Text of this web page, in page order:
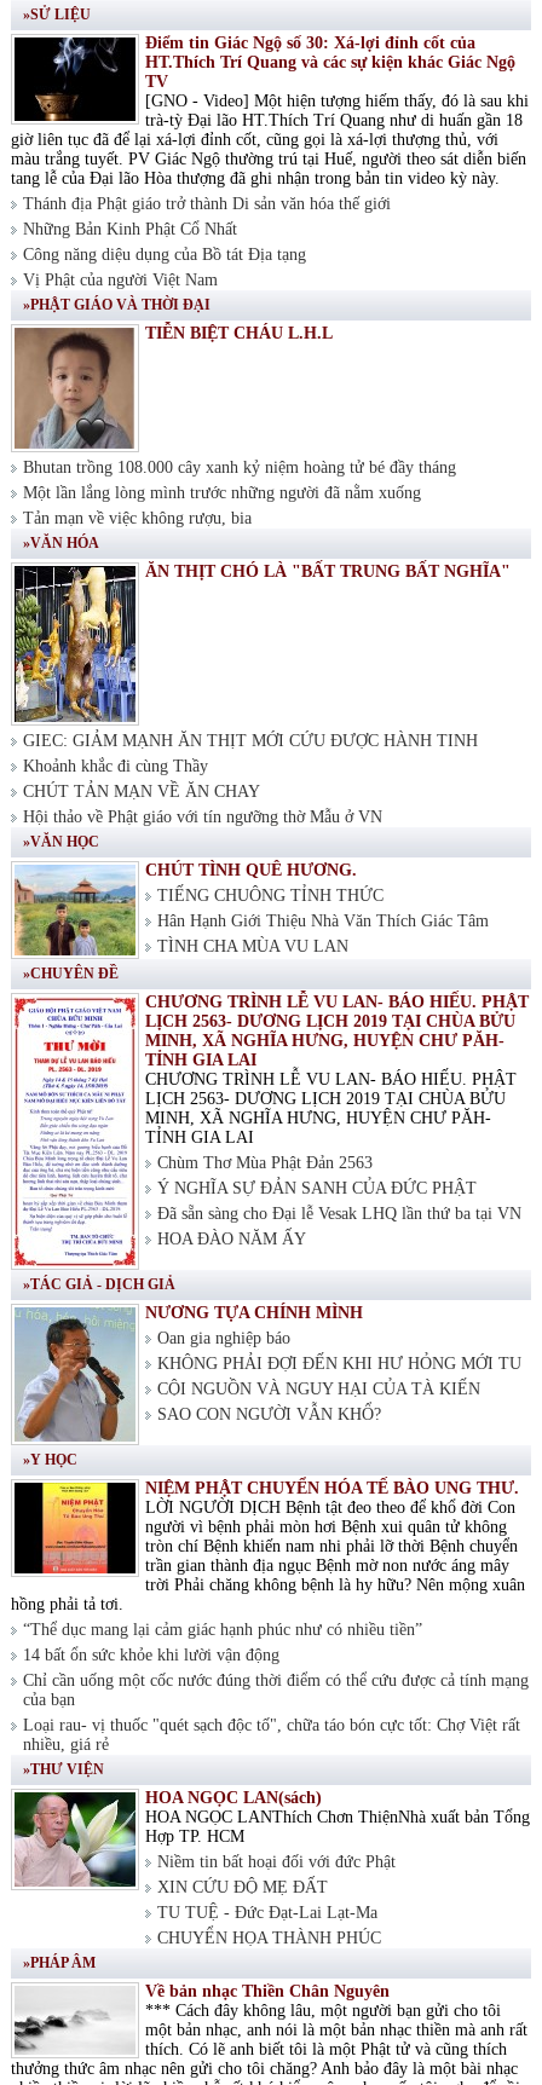
»SỬ LIỆU
Điểm tin Giác Ngộ số 30: Xá-lợi đỉnh cốt của
HT.Thích Trí Quang và các sự kiện khác Giác Ngộ
TV
[GNO - Video] Một hiện tượng hiếm thấy, đó là sau khi
trà-tỳ Đại lão HT.Thích Trí Quang như di huấn gần 18
giờ liên tục đã để lại xá-lợi đỉnh cốt, cũng gọi là xá-lợi thượng thủ, với
màu trắng tuyết. PV Giác Ngộ thường trú tại Huế, người theo sát diễn biến
tang lễ của Đại lão Hòa thượng đã ghi nhận trong bản tin video kỳ này.
Thánh địa Phật giáo trở thành Di sản văn hóa thế giới
Những Bản Kinh Phật Cổ Nhất
Công năng diệu dụng của Bồ tát Địa tạng
Vị Phật của người Việt Nam
»PHẬT GIÁO VÀ THỜI ĐẠI
TIỄN BIỆT CHÁU L.H.L
Bhutan trồng 108.000 cây xanh kỷ niệm hoàng tử bé đầy tháng
Một lần lắng lòng mình trước những người đã nằm xuống
Tản mạn về việc không rượu, bia
»VĂN HÓA
ĂN THỊT CHÓ LÀ "BẤT TRUNG BẤT NGHĨA"
GIEC: GIẢM MẠNH ĂN THỊT MỚI CỨU ĐƯỢC HÀNH TINH
Khoảnh khắc đi cùng Thầy
CHÚT TẢN MẠN VỀ ĂN CHAY
Hội thảo về Phật giáo với tín ngưỡng thờ Mẫu ở VN
»VĂN HỌC
CHÚT TÌNH QUÊ HƯƠNG.
TIẾNG CHUÔNG TỈNH THỨC
Hân Hạnh Giới Thiệu Nhà Văn Thích Giác Tâm
TÌNH CHA MÙA VU LAN
»CHUYÊN ĐỀ
CHƯƠNG TRÌNH LỄ VU LAN- BÁO HIẾU. PHẬT
LỊCH 2563- DƯƠNG LỊCH 2019 TẠI CHÙA BỬU
MINH, XÃ NGHĨA HƯNG, HUYỆN CHƯ PĂH-
TỈNH GIA LAI
CHƯƠNG TRÌNH LỄ VU LAN- BÁO HIẾU. PHẬT
LỊCH 2563- DƯƠNG LỊCH 2019 TẠI CHÙA BỬU
MINH, XÃ NGHĨA HƯNG, HUYỆN CHƯ PĂH-
TỈNH GIA LAI
Chùm Thơ Mùa Phật Đản 2563
Ý NGHĨA SỰ ĐẢN SANH CỦA ĐỨC PHẬT
Đã sẵn sàng cho Đại lễ Vesak LHQ lần thứ ba tại VN
HOA ĐÀO NĂM ẤY
»TÁC GIẢ - DỊCH GIẢ
NƯƠNG TỰA CHÍNH MÌNH
Oan gia nghiệp báo
KHÔNG PHẢI ĐỢI ĐẾN KHI HƯ HỎNG MỚI TU
CỘI NGUỒN VÀ NGUY HẠI CỦA TÀ KIẾN
SAO CON NGƯỜI VẪN KHỔ?
»Y HỌC
NIỆM PHẬT CHUYỂN HÓA TẾ BÀO UNG THƯ.
LỜI NGƯỜI DỊCH Bệnh tật đeo theo để khổ đời Con
người vì bệnh phải mòn hơi Bệnh xui quân tử không
tròn chí Bệnh khiến nam nhi phải lỡ thời Bệnh chuyển
trần gian thành địa ngục Bệnh mờ non nước áng mây
trời Phải chăng không bệnh là hy hữu? Nên mộng xuân
hồng phải tả tơi.
“Thể dục mang lại cảm giác hạnh phúc như có nhiều tiền”
14 bất ổn sức khỏe khi lười vận động
Chỉ cần uống một cốc nước đúng thời điểm có thể cứu được cả tính mạng
của bạn
Loại rau- vị thuốc "quét sạch độc tố", chữa táo bón cực tốt: Chợ Việt rất
nhiều, giá rẻ
»THƯ VIỆN
HOA NGỌC LAN(sách)
HOA NGỌC LANThích Chơn ThiệnNhà xuất bản Tổng
Hợp TP. HCM
Niềm tin bất hoại đối với đức Phật
XIN CỨU ĐỘ MẸ ĐẤT
TU TUỆ - Đức Đạt-Lai Lạt-Ma
CHUYỂN HỌA THÀNH PHÚC
»PHÁP ÂM
Về bản nhạc Thiền Chân Nguyên
*** Cách đây không lâu, một người bạn gửi cho tôi
một bản nhạc, anh nói là một bản nhạc thiền mà anh rất
thích. Có lẽ anh biết tôi là một Phật tử và cũng thích
thưởng thức âm nhạc nên gửi cho tôi chăng? Anh bảo đây là một bài nhạc